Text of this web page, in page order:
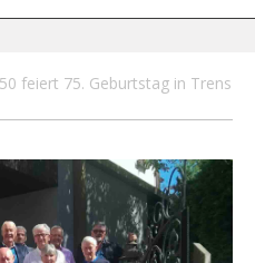
feiert 75. Geburtstag in Trens